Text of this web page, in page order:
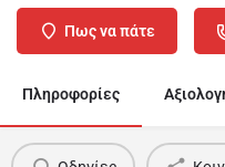
Πως να πάτε
Πληροφορίες